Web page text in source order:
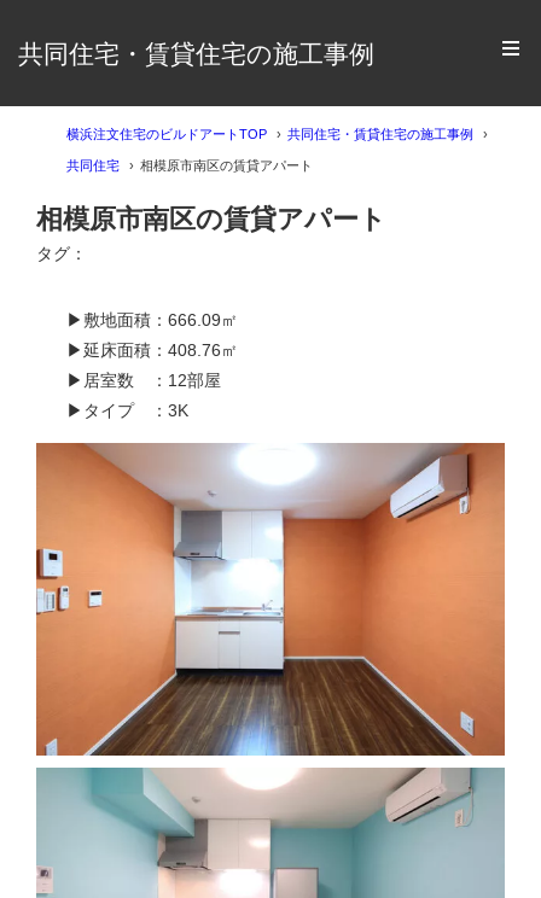
共同住宅・賃貸住宅の施工事例
横浜注文住宅のビルドアートTOP 共同住宅・賃貸住宅の施工事例
共同住宅 相模原市南区の賃貸アパート
相模原市南区の賃貸アパート
タグ：
▶敷地面積：666.09㎡
▶延床面積：408.76㎡
▶居室数 ：12部屋
▶タイプ ：3K